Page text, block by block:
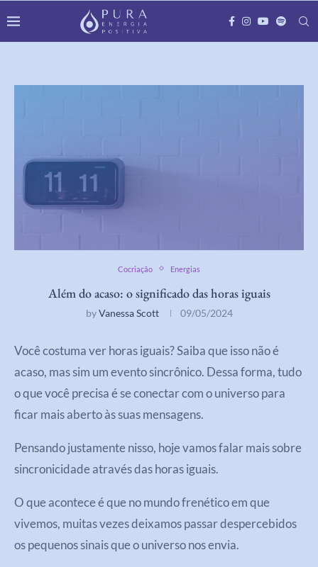
Cocriação Energias
Além do acaso: o significado das horas iguais
byVanessa Scott 09/05/2024
Você costuma ver horas iguais? Saiba que isso não é
acaso, mas sim um evento sincrônico. Dessa forma, tudo
o que você precisa é se conectar com o universo para
ficar mais aberto às suas mensagens.
Pensando justamente nisso, hoje vamos falar mais sobre
sincronicidade através das horas iguais.
O que acontece é que no mundo frenético em que
vivemos, muitas vezes deixamos passar despercebidos
os pequenos sinais que o universo nos envia.